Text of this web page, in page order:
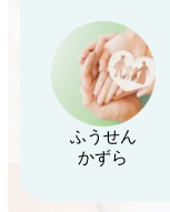
ふうせん
かずら